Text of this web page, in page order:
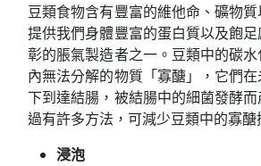
豆類食物含有豐富的維他命、礦物
提供我們身體豐富的蛋白質以及飽
彰的脹氣製造者之一。豆類中的碳
內無法分解的物質「寡醣」，它們
下到達結腸，被結腸中的細菌發酵
過有許多方法，可減少豆類中的寡醣
浸泡